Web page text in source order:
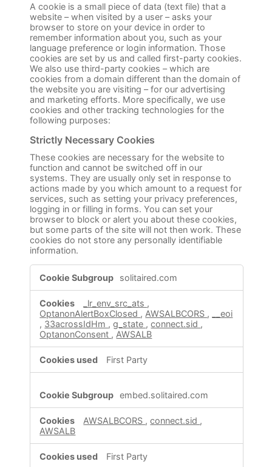
A cookie is a small piece of data (text file) that a
website – when visited by a user – asks your
browser to store on your device in order to
remember information about you, such as your
language preference or login information. Those
cookies are set by us and called first-party cookies.
We also use third-party cookies – which are
cookies from a domain different than the domain of
the website you are visiting – for our advertising
and marketing efforts. More specifically, we use
cookies and other tracking technologies for the
following purposes:
Strictly Necessary Cookies
These cookies are necessary for the website to
function and cannot be switched off in our
systems. They are usually only set in response to
actions made by you which amount to a request for
services, such as setting your privacy preferences,
logging in or filling in forms. You can set your
browser to block or alert you about these cookies,
but some parts of the site will not then work. These
cookies do not store any personally identifiable
information.
Strictly
Necessary
Cookies
solitaired.com
_lr_env_src_ats ,
OptanonAlertBoxClosed , AWSALBCORS ,
__eoi
, 33acrossIdHm ,g_state ,connect.sid ,
OptanonConsent , AWSALB
First Party
embed.solitaired.com
AWSALBCORS ,connect.sid ,
AWSALB
First Party